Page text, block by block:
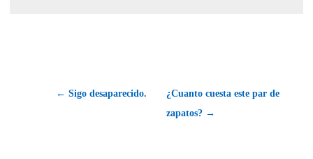
← Sigo desaparecido.
¿Cuanto cuesta este par de
zapatos? →